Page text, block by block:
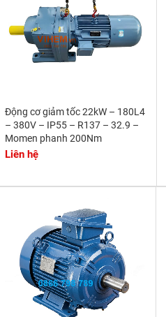
Động cơ giảm tốc 22kW – 180L4
– 380V – IP55 – R137 – 32.9 –
Momen phanh 200Nm
Liên hệ